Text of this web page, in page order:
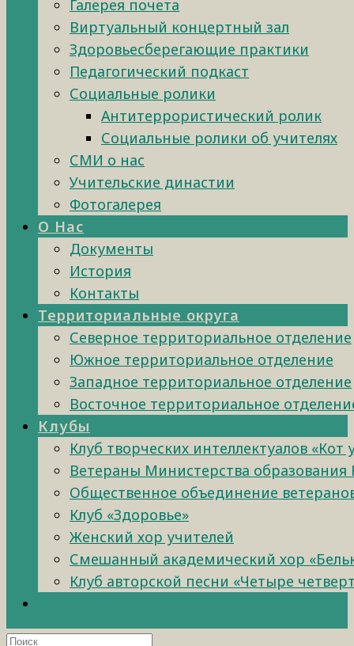
Галерея почета
Виртуальный концертный зал
Здоровьесберегающие практики
Педагогический подкаст
Социальные ролики
Антитеррористический ролик
Социальные ролики об учителях
СМИ о нас
Учительские династии
Фотогалерея
О Нас
Документы
История
Контакты
Территориальные округа
Северное территориальное отделение
Южное территориальное отделение
Западное территориальное отделение
Восточное территориальное
Клубы
Клуб творческих интеллектуалов «Кот
Ветераны Министерства образования
Общественное объединение
Клуб «Здоровье»
Женский хор учителей
Смешанный академический хор
Клуб авторской песни «Четыре